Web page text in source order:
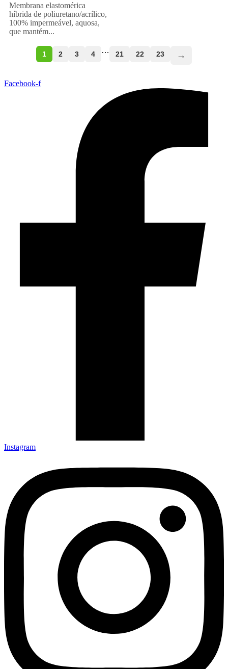
Membrana elastomérica
híbrida de poliuretano/acrílico,
100% impermeável, aquosa,
que mantém...
1 2 3 4 … 21 22 23 →
Facebook-f
Instagram